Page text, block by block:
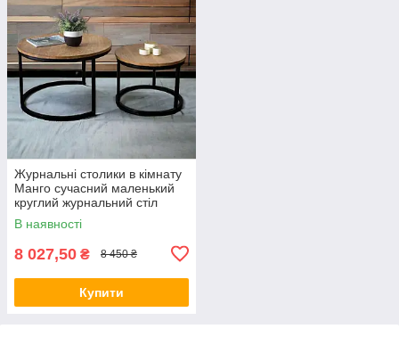
Журнальні столики в кімнату
Манго сучасний маленький
круглий журнальний стіл
комплект 2 штуки Д750
Д580х30 мм
В наявності
8 027,50 ₴ 8 450 ₴
Купити